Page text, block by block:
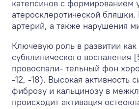
катепсинов с формированием
атеросклеротической
артерий, а также нарушения
Ключевую роль в развитии
субклинического
провоспали- тельный фон
-12, -18). Высокая активность
фиброзу и кальцинозу в
происходит активация